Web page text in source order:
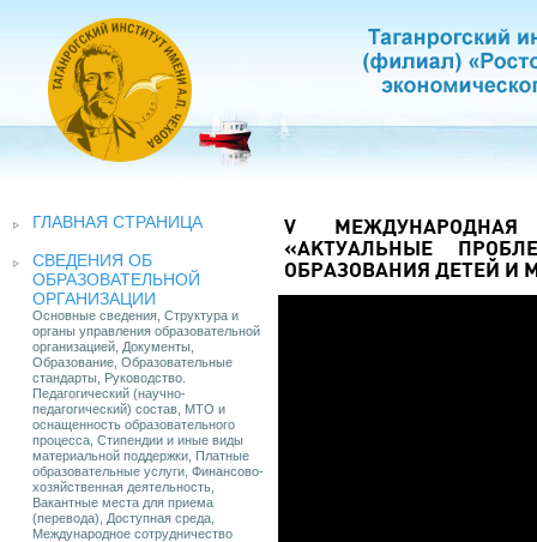
ГЛАВНАЯ СТРАНИЦА
СВЕДЕНИЯ ОБ
ОБРАЗОВАТЕЛЬНОЙ
ОРГАНИЗАЦИИ
Основные сведения, Структура и
органы управления образовательной
организацией, Документы,
Образование, Образовательные
стандарты, Руководство.
Педагогический (научно-
педагогический) состав, МТО и
оснащенность образовательного
процесса, Стипендии и иные виды
материальной поддержки, Платные
образовательные услуги, Финансово-
хозяйственная деятельность,
Вакантные места для приема
(перевода), Доступная среда,
Международное сотрудничество
V МЕЖДУНАРОДНАЯ
«АКТУАЛЬНЫЕ
ОБРАЗОВАНИЯ ДЕТЕЙ И